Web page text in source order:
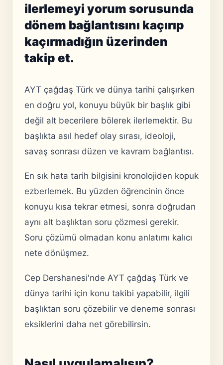
ilerlemeyi yorum sorusunda
dönem bağlantısını kaçırıp
kaçırmadığın üzerinden
takip et.
AYT çağdaş Türk ve dünya tarihi çalışırken
en doğru yol, konuyu büyük bir başlık gibi
değil alt becerilere bölerek ilerlemektir. Bu
başlıkta asıl hedef olay sırası, ideoloji,
savaş sonrası düzen ve kavram bağlantısı.
En sık hata tarih bilgisini kronolojiden kopuk
ezberlemek. Bu yüzden öğrencinin önce
konuyu kısa tekrar etmesi, sonra doğrudan
aynı alt başlıktan soru çözmesi gerekir.
Soru çözümü olmadan konu anlatımı kalıcı
nete dönüşmez.
Cep Dershanesi'nde AYT çağdaş Türk ve
dünya tarihi için konu takibi yapabilir, ilgili
başlıktan soru çözebilir ve deneme sonrası
eksiklerini daha net görebilirsin.